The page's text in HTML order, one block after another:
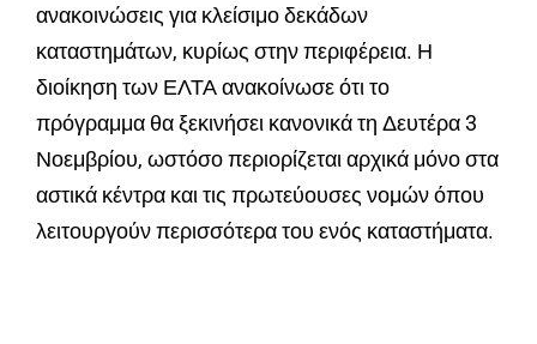
ανακοινώσεις για κλείσιμο δεκάδων
καταστημάτων, κυρίως στην περιφέρεια. Η
διοίκηση των ΕΛΤΑ ανακοίνωσε ότι το
πρόγραμμα θα ξεκινήσει κανονικά τη Δευτέρα 3
Νοεμβρίου, ωστόσο περιορίζεται αρχικά μόνο στα
αστικά κέντρα και τις πρωτεύουσες νομών όπου
λειτουργούν περισσότερα του ενός καταστήματα.